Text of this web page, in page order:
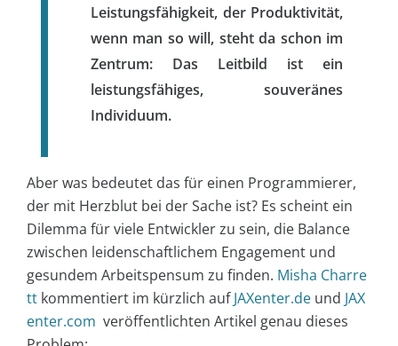
Leistungsfähigkeit, der Produktivität,
wenn man so will, steht da schon im
Zentrum: Das Leitbild ist ein
leistungsfähiges, souveränes
Individuum.
Aber was bedeutet das für einen Programmierer,
der mit Herzblut bei der Sache ist? Es scheint ein
Dilemma für viele Entwickler zu sein, die Balance
zwischen leidenschaftlichem Engagement und
gesundem Arbeitspensum zu finden. Misha Charre
tt kommentiert im kürzlich aufJAXenter.de und JAX
enter.com veröffentlichten Artikel genau dieses